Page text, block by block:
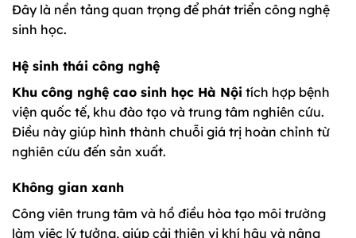
Đây là nền tảng quan trọng để phát triển công nghệ
sinh học.
Hệ sinh thái công nghệ
Khu công nghệ cao sinh học Hà Nội tích hợp bệnh
viện quốc tế, khu đào tạo và trung tâm nghiên cứu.
Điều này giúp hình thành chuỗi giá trị hoàn chỉnh từ
nghiên cứu đến sản xuất.
Không gian xanh
Công viên trung tâm và hồ điều hòa tạo môi trường
làm việc lý tưởng, giúp cải thiện vi khí hậu và nâng